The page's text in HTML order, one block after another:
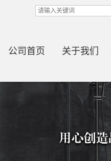
公司首页 关于我们